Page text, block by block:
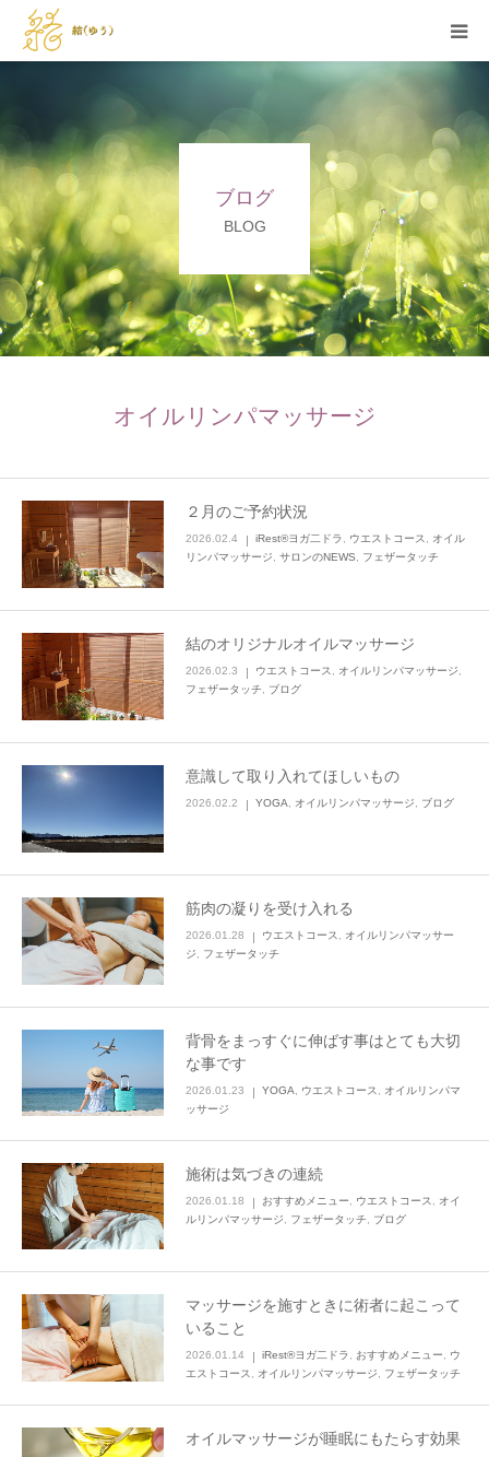
ブログ
BLOG
オイルリンパマッサージ
２月のご予約状況
2026.02.4 iRest®ヨガ二ドラ ウエストコース
オイル
リンパマッサージ
サロンのNEWS フェザータッチ
結のオリジナルオイルマッサージ
2026.02.3 ウエストコース オイルリンパマッサージ
フェザータッチ
ブログ
意識して取り入れてほしいもの
2026.02.2 YOGA オイルリンパマッサージ ブログ
筋肉の凝りを受け入れる
2026.01.28 ウエストコース
オイルリンパマッサー
ジ
フェザータッチ
背骨をまっすぐに伸ばす事はとても大切
な事です
2026.01.23 YOGA ウエストコース
オイルリンパマ
ッサージ
施術は気づきの連続
2026.01.18 おすすめメニュー ウエストコース
オイ
ルリンパマッサージ
フェザータッチ ブログ
マッサージを施すときに術者に起こって
いること
2026.01.14 iRest®ヨガ二ドラ , おすすめメニュー, ウ
エストコース, オイルリンパマッサージ, フェザータッチ
オイルマッサージが睡眠にもたらす効果
当サロンの特徴
メニュー
セラピスト紹介
施術例
お問い合わせ